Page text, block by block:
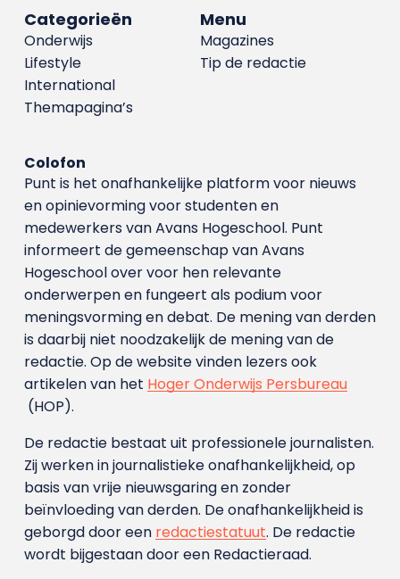
Menu
Magazines
Tip de redactie
Categorieën
Onderwijs
Lifestyle
International
Themapagina’s
Colofon
Punt is het onafhankelijke platform voor nieuws
en opinievorming voor studenten en
medewerkers van Avans Hoge­school. Punt
informeert de gemeenschap van Avans
Hogeschool over voor hen relevante
onderwerpen en fungeert als podium voor
meningsvorming en debat. De mening van derden
is daarbij niet noodzakelijk de mening van de
redactie. Op de website vinden lezers ook
artikelen van het Hoger Onderwijs Persbureau
(HOP).
De redactie bestaat uit professionele journalisten.
Zij werken in journalistieke onafhankelijkheid, op
basis van vrije nieuwsgaring en zonder
beïnvloeding van derden. De onafhankelijkheid is
geborgd door een redactiestatuut. De redactie
wordt bijgestaan door een Redactieraad.